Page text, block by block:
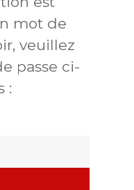
mot de
veuillez
passe ci-
: